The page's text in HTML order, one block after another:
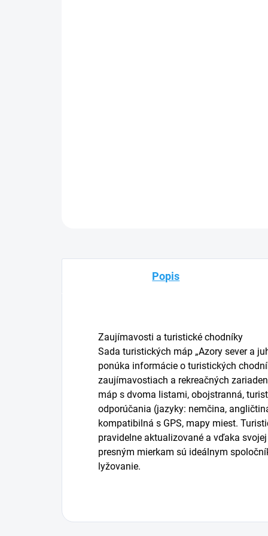
Popis
Zaujímavosti a turistické chodníky
Sada turistických máp „Azory sever a
ponúka informácie o turistických
zaujímavostiach a rekreačných
máp s dvoma listami, obojstranná,
odporúčania (jazyky: nemčina,
kompatibilná s GPS, mapy miest.
pravidelne aktualizované a vďaka
presným mierkam sú ideálnym
lyžovanie.